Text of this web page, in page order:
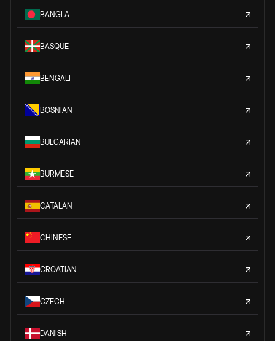
BANGLA
BASQUE
BENGALI
BOSNIAN
BULGARIAN
BURMESE
CATALAN
CHINESE
CROATIAN
CZECH
DANISH